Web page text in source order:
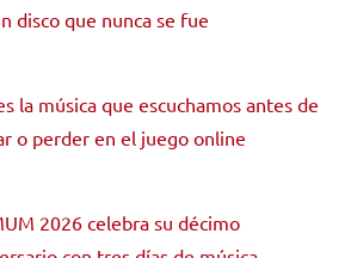
disco que nunca se fue
la música que escuchamos antes de
o perder en el juego online
2026 celebra su décimo